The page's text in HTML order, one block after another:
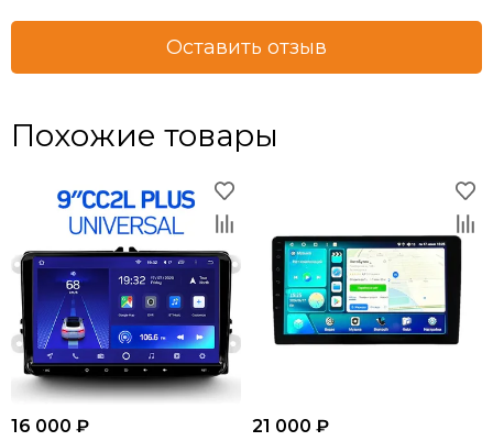
Оставить отзыв
Похожие товары
16 000 ₽ 21 000 ₽